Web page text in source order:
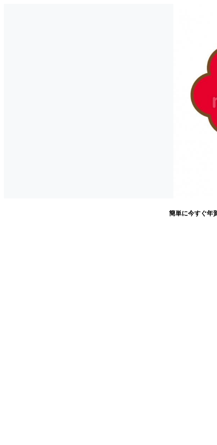
簡単に今すぐ年